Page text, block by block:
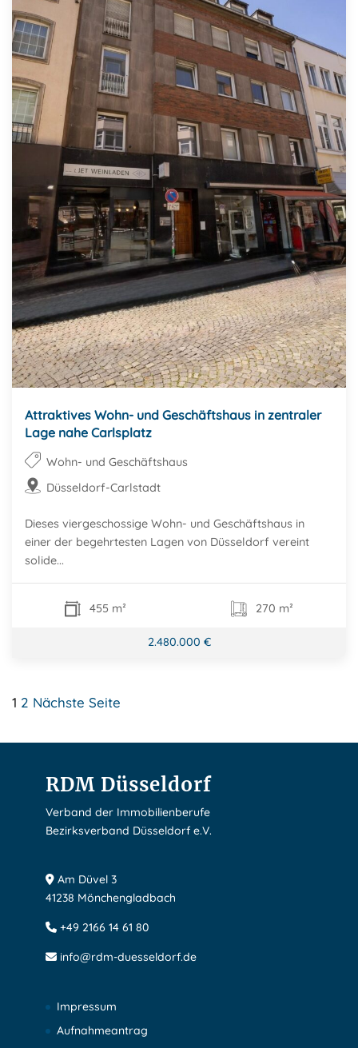
Attraktives Wohn- und Geschäftshaus in zentraler
Lage nahe Carlsplatz
Wohn- und Geschäftshaus
Düsseldorf-Carlstadt
Dieses viergeschossige Wohn- und Geschäftshaus in
einer der begehrtesten Lagen von Düsseldorf vereint
solide...
455 m² 270 m²
2.480.000 €
Seitennummerierung
1 2 Nächste Seite
RDM Düsseldorf
Verband der Immobilienberufe
Bezirksverband Düsseldorf e.V.
Am Düvel 3
41238 Mönchengladbach
+49 2166 14 61 80
info@rdm-duesseldorf.de
Impressum
Aufnahmeantrag